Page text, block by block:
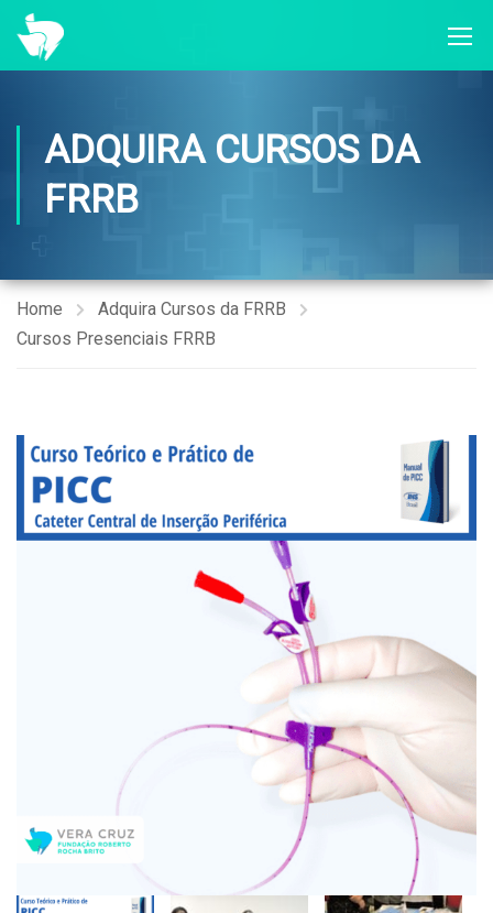
ADQUIRA CURSOS DA
FRRB
Home
Adquira Cursos da FRRB
Cursos Presenciais FRRB